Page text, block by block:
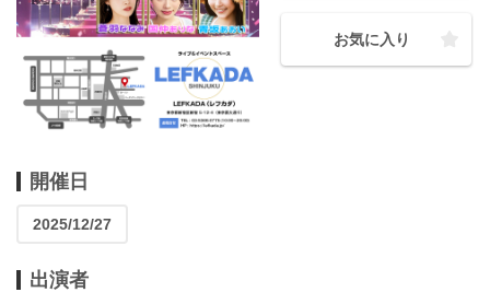
お気に入り
開催日
2025/12/27
出演者